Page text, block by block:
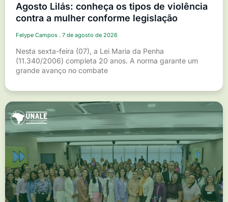
Agosto Lilás: conheça os tipos de violência
contra a mulher conforme legislação
Felype Campos 7 de agosto de 2026
Nesta sexta-feira (07), a Lei Maria da Penha
(11.340/2006) completa 20 anos. A norma garante um
grande avanço no combate